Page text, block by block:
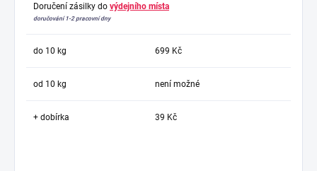
Doručení zásilky do výdejního místa
doručování 1-2 pracovní dny
do 10 kg 699 Kč
od 10 kg není možné
+ dobírka 39 Kč